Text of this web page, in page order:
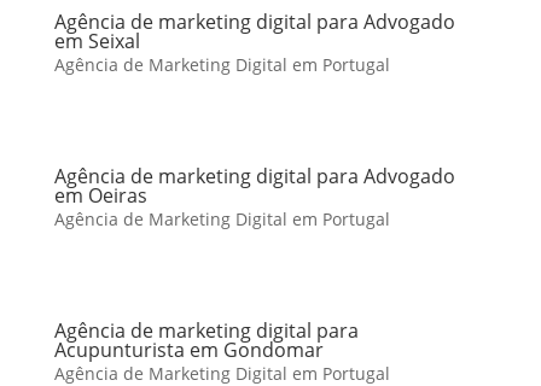
Agência de marketing digital para Advogado
em Seixal
Agência de Marketing Digital em Portugal
Agência de marketing digital para Advogado
em Oeiras
Agência de Marketing Digital em Portugal
Agência de marketing digital para
Acupunturista em Gondomar
Agência de Marketing Digital em Portugal